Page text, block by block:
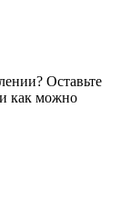
Оставьте
как можно